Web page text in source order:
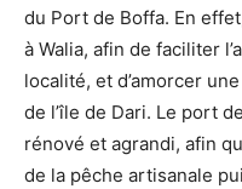
du Port de Boffa. En
à Walia, afin de faciliter
localité, et d’amorcer
de l’île de Dari. Le port
rénové et agrandi, afin
de la pêche artisanale